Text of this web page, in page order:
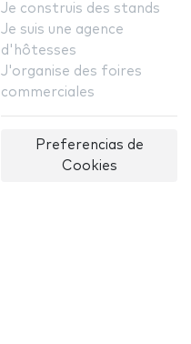
Je construis des stands
Je suis une agence
d'hôtesses
J'organise des foires
commerciales
Preferencias de
Cookies